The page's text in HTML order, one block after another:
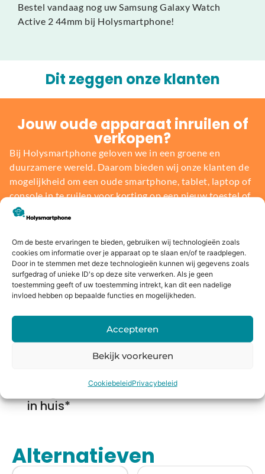
Om de beste ervaringen te bieden, gebruiken wij technologieën zoals
cookies om informatie over je apparaat op te slaan en/of te raadplegen.
Door in te stemmen met deze technologieën kunnen wij gegevens zoals
surfgedrag of unieke ID's op deze site verwerken. Als je geen
toestemming geeft of uw toestemming intrekt, kan dit een nadelige
invloed hebben op bepaalde functies en mogelijkheden.
Accepteren
Bekijk voorkeuren
CookiebeleidPrivacybeleid
Bestel vandaag nog uw Samsung Galaxy Watch
Active 2 44mm bij Holysmartphone!
Dit zeggen onze klanten
Jouw oude apparaat inruilen of
verkopen?
Bij Holysmartphone geloven we in een groene en
duurzamere wereld. Daarom bieden wij onze klanten de
mogelijkheid om een oude smartphone, tablet, laptop of
console in te ruilen voor korting op een nieuw toestel of
direct geld. Niet alleen profiteer jij van de nieuwste
technologie, maar je draagt ook bij aan het behoud van
onze planeet.
Bereken de waarde
in huis*
14 dagen
bedenkte
rmijn
Fysieke
winkel
Alternatieven